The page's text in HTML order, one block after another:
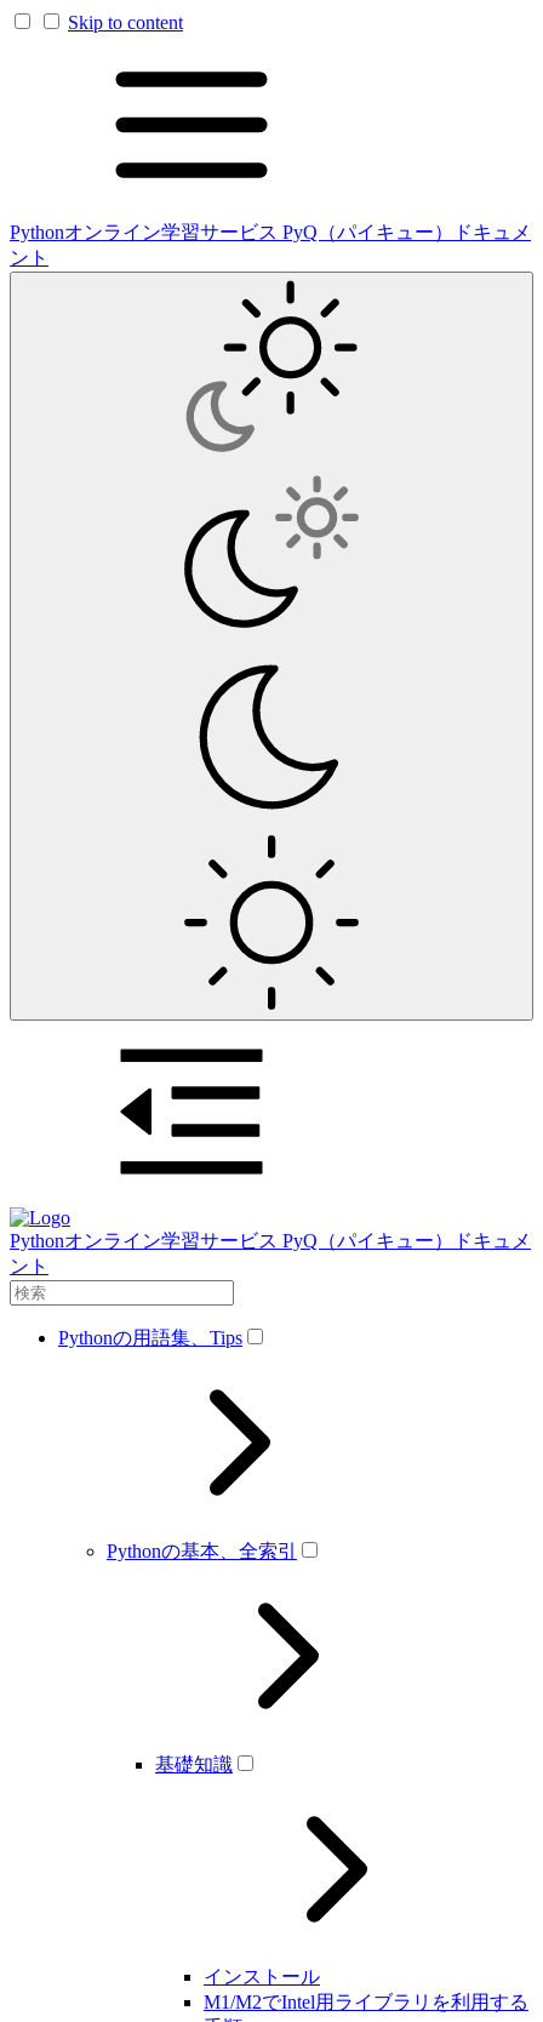
Skip to content
Pythonオンライン学習サービス PyQ（パイキュー）ドキュメ
ント
Pythonオンライン学習サービス PyQ（パイキュー）ドキュメ
ント
Pythonの用語集、Tips
Pythonの基本、全索引
基礎知識
インストール
M1/M2でIntel用ライブラリを利用する